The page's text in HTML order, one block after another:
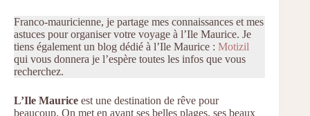
Franco-mauricienne, je partage mes connaissances et mes
astuces pour organiser votre voyage à l’Ile Maurice. Je
tiens également un blog dédié à l’Ile Maurice : Motizil
qui vous donnera je l’espère toutes les infos que vous
recherchez.
L’Ile Maurice est une destination de rêve pour
beaucoup. On met en avant ses belles plages, ses beaux